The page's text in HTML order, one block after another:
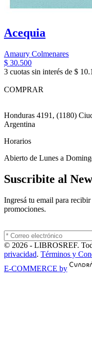
Acequia
Amaury Colmenares
$ 30.500
3 cuotas sin interés de $
COMPRAR
Honduras 4191, (1180)
Argentina
Horarios
Abierto de Lunes a
Suscribite al
Ingresá tu email para
promociones.
© 2026 - LIBROSREF.
privacidad. Términos y
E-COMMERCE by